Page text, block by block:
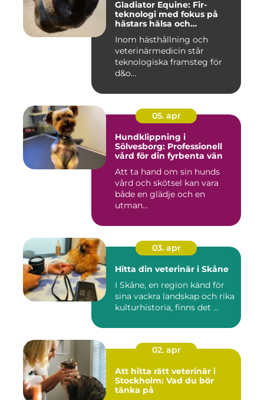
Gladiator Equine: Fir-
teknologi med fokus på
hästars hälsa och
Inom hästhållning och
veterinärmedicin står
teknologiska framsteg för
d&o...
05. apr
Hundklippning i
Sölvesborg: Professionell
vård för din fyrbenta vän
Att ta hand om sin hunds
vård och skötsel kan vara
både en glädje och en
utman...
03. apr
Hitta din veterinär i Skåne
I Skåne, en region känd för
sina vackra landskap och rika
kulturhistoria, finns det ...
02. apr
Att hitta rätt veterinär i
Stockholm: Vad du bör
tänka på